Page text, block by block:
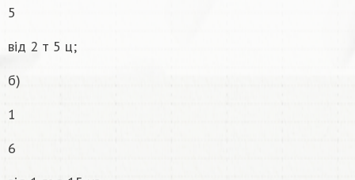
5
від 2 т 5 ц;
б)
1
6